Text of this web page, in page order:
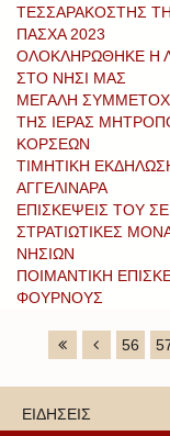
ΤΕΣΣΑΡΑΚΟΣΤΗΣ
ΠΑΣΧΑ 2023
ΟΛΟΚΛΗΡΩΘΗΚΕ Η
ΣΤΟ ΝΗΣΙ ΜΑΣ
ΜΕΓΑΛΗ
ΤΗΣ ΙΕΡΑΣ
ΚΟΡΣΕΩΝ
ΤΙΜΗΤΙΚΗ
ΑΓΓΕΛΙΝΑΡΑ
ΕΠΙΣΚΕΨΕΙΣ ΤΟΥ
ΣΤΡΑΤΙΩΤΙΚΕΣ
ΝΗΣΙΩΝ
ΠΟΙΜΑΝΤΙΚΗ
ΦΟΥΡΝΟΥΣ
56
ΕΙΔΗΣΕΙΣ